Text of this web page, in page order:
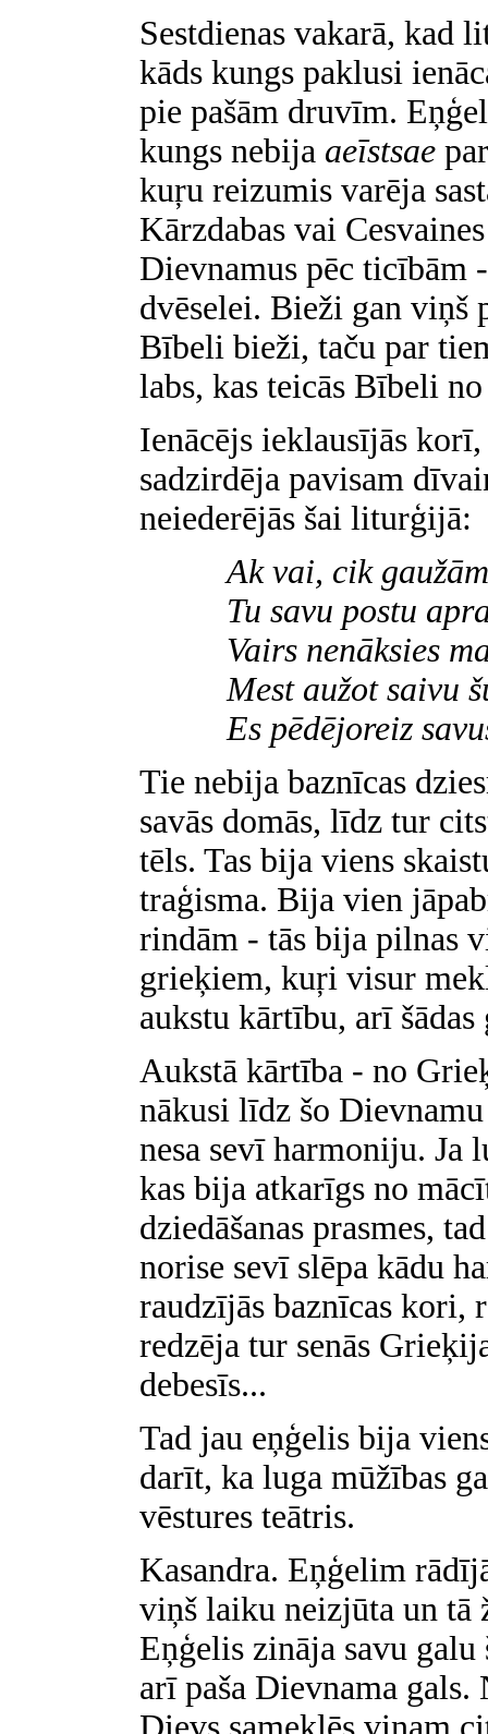
Sestdienas vakarā, kad
kāds kungs paklusi
pie pašām druvīm.
kungs nebija aeīstsae
kuŗu reizumis varēja
Kārzdabas vai
Dievnamus pēc ticībām
dvēselei. Bieži gan viņš
Bībeli bieži, taču par
labs, kas teicās Bībeli
Ienācējs ieklausījās
sadzirdēja pavisam
neiederējās šai liturģijā:
Ak vai, cik
Tu savu postu
Vairs nenāksies
Mest aužot saivu
Es pēdējoreiz
Tie nebija baznīcas
savās domās, līdz tur
tēls. Tas bija viens
traģisma. Bija vien
rindām - tās bija pilnas
grieķiem, kuŗi visur
aukstu kārtību, arī
Aukstā kārtība - no
nākusi līdz šo
nesa sevī harmoniju. Ja
kas bija atkarīgs no
dziedāšanas prasmes,
norise sevī slēpa kādu
raudzījās baznīcas kori,
redzēja tur senās
debesīs...
Tad jau eņģelis bija
darīt, ka luga mūžības
vēstures teātris.
Kasandra. Eņģelim
viņš laiku neizjūta un tā
Eņģelis zināja savu
arī paša Dievnama